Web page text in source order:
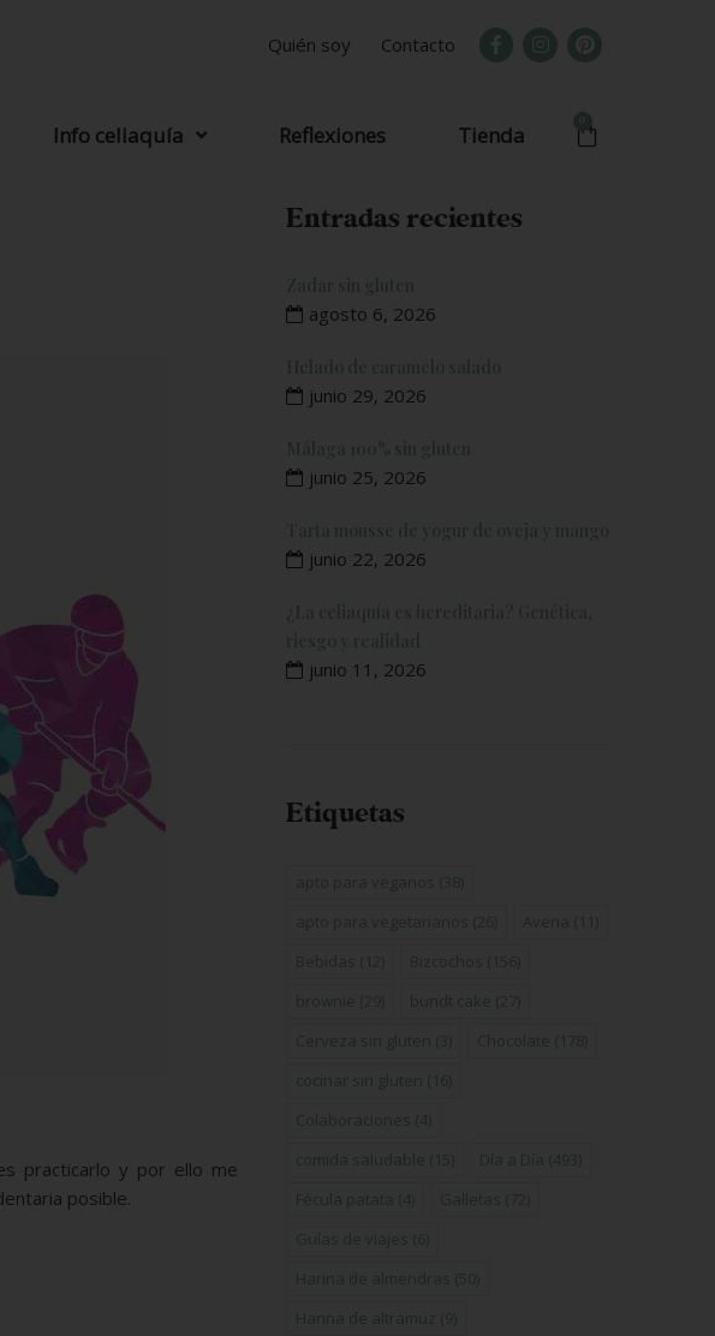
Quién soy Contacto
Info celiaquía Reflexiones Tienda
practicarlo y por ello me
posible.
Entradas recientes
Zadar sin gluten
agosto 6, 2026
Helado de caramelo salado
junio 29, 2026
Málaga 100% sin gluten
junio 25, 2026
Tarta mousse de yogur de oveja y mango
junio 22, 2026
¿La celiaquía es hereditaria? Genética,
riesgo y realidad
junio 11, 2026
Etiquetas
apto para veganos (38)
apto para vegetarianos (26) Avena (11)
Bebidas (12) Bizcochos (156)
brownie (29) bundt cake (27)
Cerveza sin gluten (3) Chocolate (178)
cocinar sin gluten (16)
Colaboraciones (4)
comida saludable (15) Día a Día (493)
Fécula patata (4) Galletas (72)
Guías de viajes (6)
Harina de almendras (50)
Harina de altramuz (9)